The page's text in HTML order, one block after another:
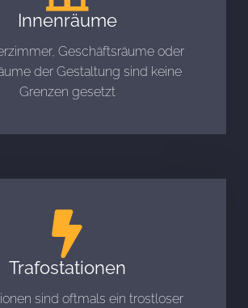
Innenräume
Geschäftsräume oder
der Gestaltung sind keine
Grenzen gesetzt
Trafostationen
sind oftmals ein trostloser